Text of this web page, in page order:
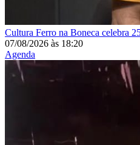
Cultura Ferro na Boneca celebra
07/08/2026 às 18:20
Agenda